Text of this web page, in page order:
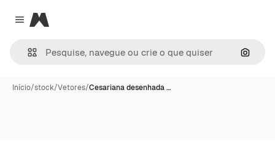
Close menu
Magnific
Início/stock/Vetores/Cesariana desenhada …